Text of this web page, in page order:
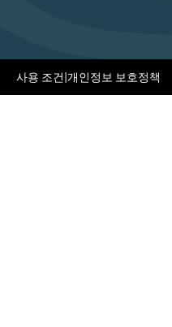
사용 조건|개인정보 보호정책